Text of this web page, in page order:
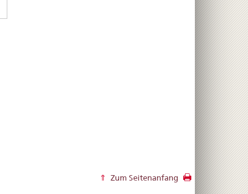
Zum Seitenanfang